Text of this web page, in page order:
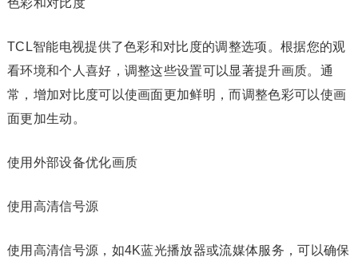
色彩和对比度
TCL智能电视提供了色彩和对比度的调整选项。根据您的观
看环境和个人喜好，调整这些设置可以显著提升画质。通
常，增加对比度可以使画面更加鲜明，而调整色彩可以使画
面更加生动。
使用外部设备优化画质
使用高清信号源
使用高清信号源，如4K蓝光播放器或流媒体服务，可以确保